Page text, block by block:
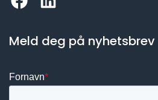
Meld deg på nyhetsbrev